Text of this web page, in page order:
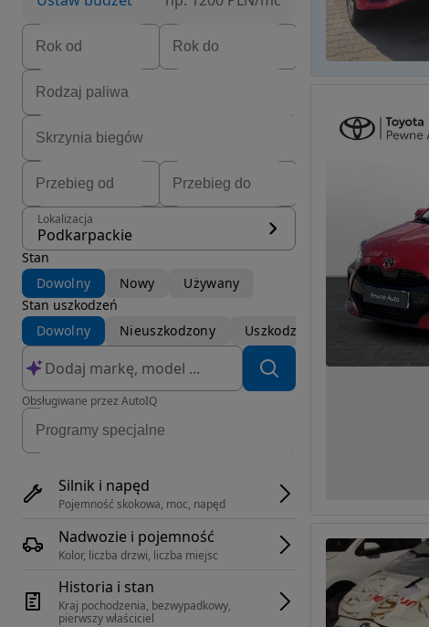
Lokalizacja
Podkarpackie
Stan
Dowolny
Nowy
Używany
Stan uszkodzeń
Dowolny
Nieuszkodzony Uszkodzony
Obsługiwane przez AutoIQ
Silnik i napęd
Pojemność skokowa, moc, napęd
Nadwozie i pojemność
Kolor, liczba drzwi, liczba miejsc
Historia i stan
Kraj pochodzenia, bezwypadkowy,
pierwszy właściciel